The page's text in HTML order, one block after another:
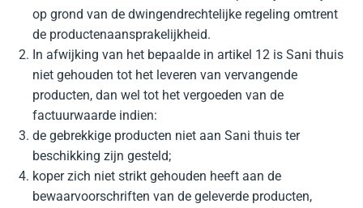
op grond van de dwingendrechtelijke regeling omtrent
de productenaansprakelijkheid.
In afwijking van het bepaalde in artikel 12 is Sani thuis
niet gehouden tot het leveren van vervangende
producten, dan wel tot het vergoeden van de
factuurwaarde indien:
de gebrekkige producten niet aan Sani thuis ter
beschikking zijn gesteld;
koper zich niet strikt gehouden heeft aan de
bewaarvoorschriften van de geleverde producten,